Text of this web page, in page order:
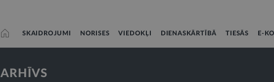
SKAIDROJUMI NORISES VIEDOKĻI DIENASKĀRTĪBĀ TIESĀS E-
ARHĪVS